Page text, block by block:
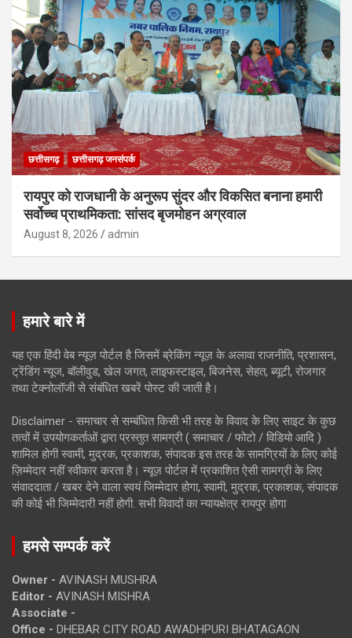
छत्तीसगढ़ छत्तीसगढ़ जनसंपर्क
रायपुर को राजधानी के अनुरूप सुंदर और विकसित बनाना हमारी
सर्वोच्च प्राथमिकता: सांसद बृजमोहन अग्रवाल
August 8, 2026 admin
हमारे बारे में
यह एक हिंदी वेब न्यूज़ पोर्टल है जिसमें ब्रेकिंग न्यूज़ के अलावा राजनीति, प्रशासन,
ट्रेंडिंग न्यूज, बॉलीवुड, खेल जगत, लाइफस्टाइल, बिजनेस, सेहत, ब्यूटी, रोजगार
तथा टेक्नोलॉजी से संबंधित खबरें पोस्ट की जाती है।
Disclaimer - समाचार से सम्बंधित किसी भी तरह के विवाद के लिए साइट के कुछ
तत्वों में उपयोगकर्ताओं द्वारा प्रस्तुत सामग्री ( समाचार / फोटो / विडियो आदि )
शामिल होगी स्वामी, मुद्रक, प्रकाशक, संपादक इस तरह के सामग्रियों के लिए कोई
ज़िम्मेदार नहीं स्वीकार करता है। न्यूज़ पोर्टल में प्रकाशित ऐसी सामग्री के लिए
संवाददाता / खबर देने वाला स्वयं जिम्मेदार होगा, स्वामी, मुद्रक, प्रकाशक, संपादक
की कोई भी जिम्मेदारी नहीं होगी. सभी विवादों का न्यायक्षेत्र रायपुर होगा
हमसे सम्पर्क करें
Owner - AVINASH MUSHRA
Editor - AVINASH MISHRA
Associate -
Office - DHEBAR CITY ROAD AWADHPURI BHATAGAON